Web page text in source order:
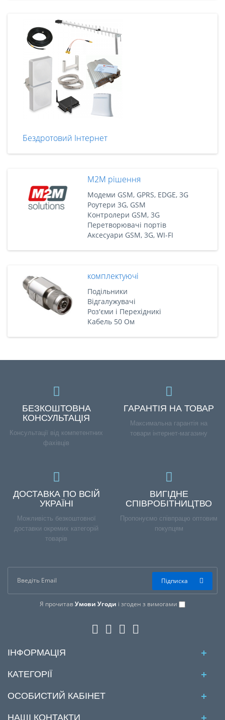
Бездротовий Інтернет
M2M рішення
Модеми GSM, GPRS, EDGE, 3G
Роутери 3G, GSM
Контролери GSM, 3G
Перетворювачі портів
Аксесуари GSM, 3G, WI-FI
комплектуючі
Подільники
Відгалужувачі
Роз'єми і Перехідникі
Кабель 50 Ом
БЕЗКОШТОВНА
КОНСУЛЬТАЦІЯ
Консультації від компетентних
фахівців
ГАРАНТІЯ НА ТОВАР
Максимальна гарантія на
товари інтернет-магазину
ДОСТАВКА ПО ВСІЙ
УКРАЇНІ
Можливість безкоштовної
доставки окремих категорій
товарів
ВИГІДНЕ
СПІВРОБІТНИЦТВО
Пропонуємо співпрацю оптовим
покупцям
Я прочитавУмови Угоди і згоден з вимогами
Підписка
ІНФОРМАЦІЯ
КАТЕГОРІЇ
ОСОБИСТИЙ КАБІНЕТ
НАШІ КОНТАКТИ